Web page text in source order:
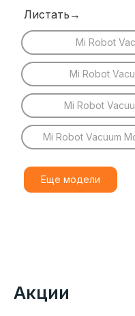
Листать→
Mi Robot
Mi Robot
Mi Robot
Mi Robot Vacuum
Еще модели
Акции